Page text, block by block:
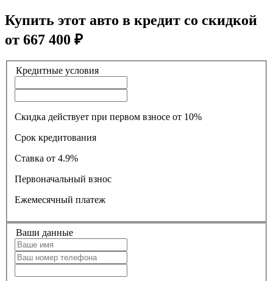
Купить этот авто в кредит со скидкой
от 667 400 ₽
Кредитные условия
Скидка действует при первом взносе от 10%
Срок кредитования
Ставка
от 4.9%
Первоначальный взнос
Ежемесячный платеж
Ваши данные